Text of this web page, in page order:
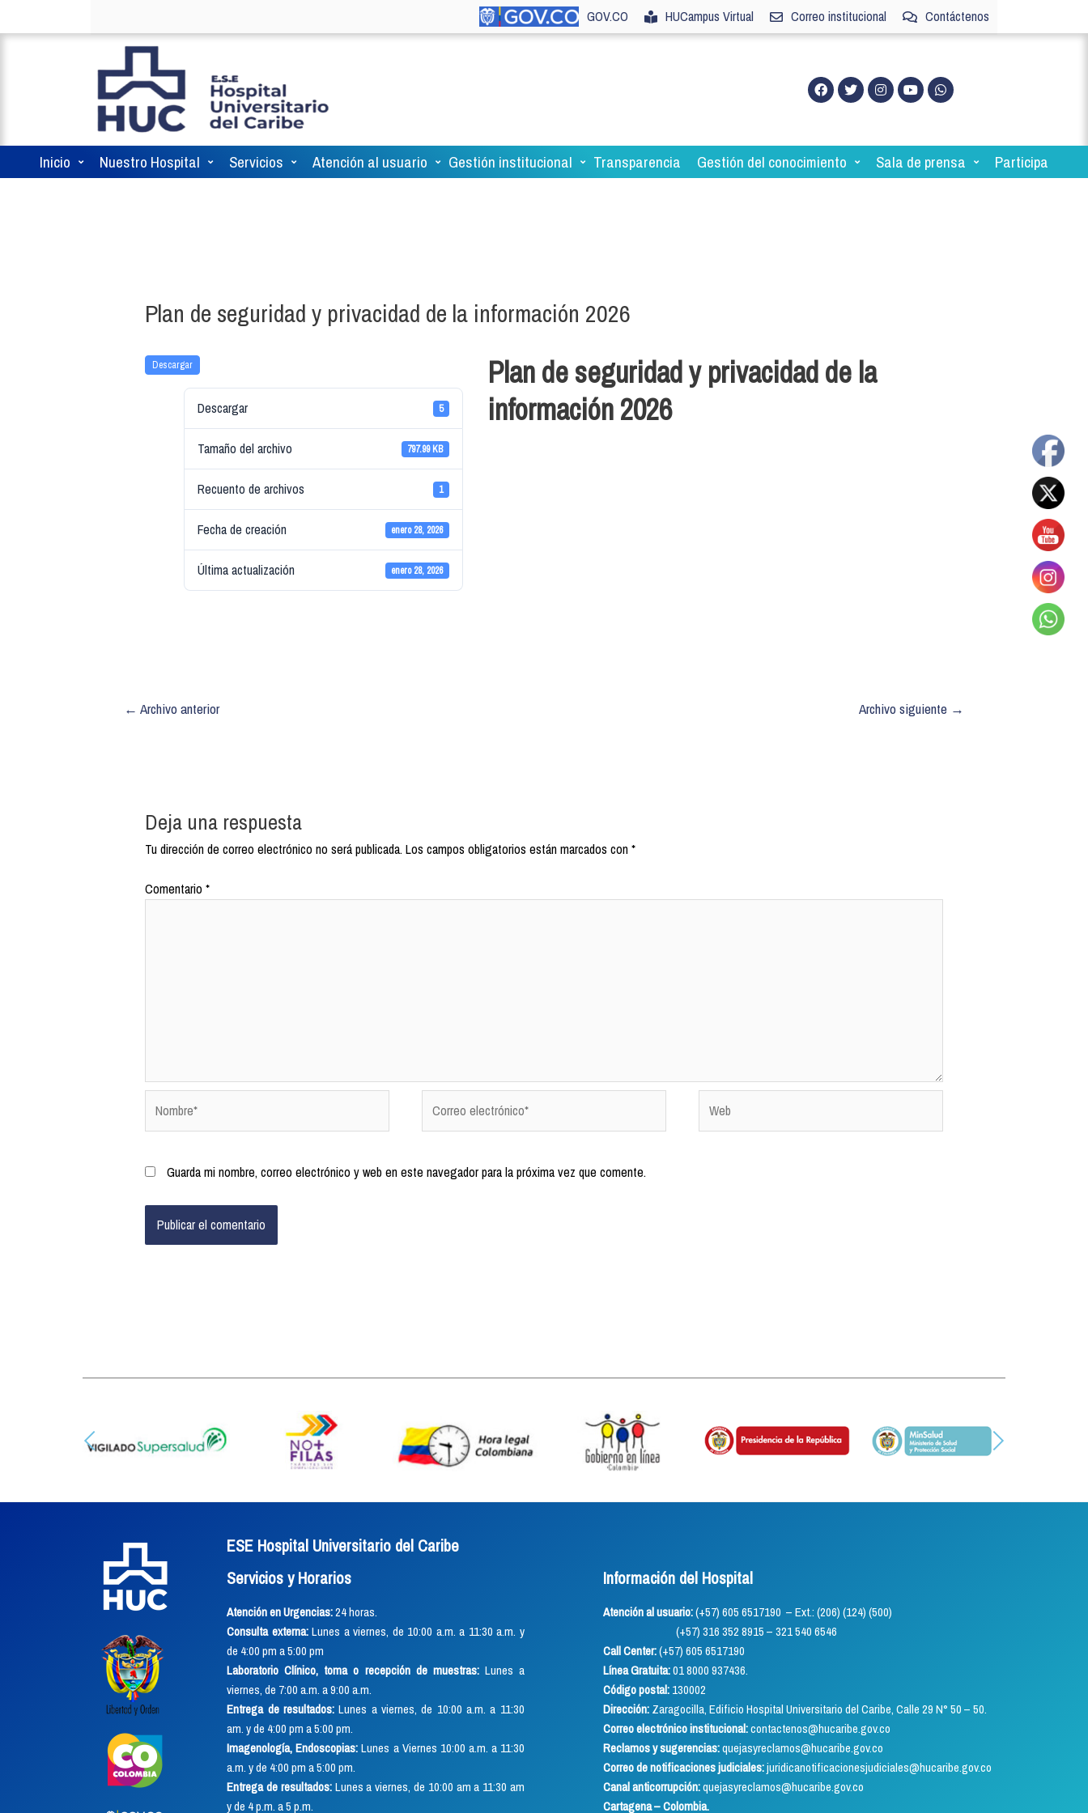
GOV.CO HUCampus Virtual Correo institucional Contáctenos
Inicio Nuestro Hospital Servicios Atención al usuario Gestión institucional Transparencia Gestión del conocimiento Sala de prensa Participa
Plan de seguridad y privacidad de la información 2026
Descargar
Descargar 5
Tamaño del archivo 797.99 KB
Recuento de archivos 1
Fecha de creación enero 28, 2026
Última actualización enero 28, 2026
Plan de seguridad y privacidad de la
información 2026
← Archivo anterior Archivo siguiente →
Deja una respuesta
Tu dirección de correo electrónico no será publicada.Los campos obligatorios están marcados con*
Comentario *
Guarda mi nombre, correo electrónico y web en este navegador para la próxima vez que comente.
ESE Hospital Universitario del Caribe
Servicios y Horarios
Atención en Urgencias:24 horas.
Consulta externa:Lunes a viernes, de 10:00 a.m. a 11:30 a.m. y
de 4:00 pm a 5:00 pm
Laboratorio Clínico, toma o recepción de muestras:Lunes a
viernes, de 7:00 a.m. a 9:00 a.m.
Entrega de resultados: Lunes a viernes, de 10:00 a.m. a 11:30
am. y de 4:00 pm a 5:00 pm.
Imagenología, Endoscopias:Lunes a Viernes 10:00 a.m. a 11:30
a.m. y de 4:00 pm a 5:00 pm.
Entrega de resultados:Lunes a viernes, de 10:00 am a 11:30 am
y de 4 p.m. a 5 p.m.
Información del Hospital
Atención al usuario:(+57) 605 6517190 – Ext.: (206) (124) (500)
(+57) 316 352 8915 – 321 540 6546
Call Center:(+57) 605 6517190
Línea Gratuita:01 8000 937436.
Código postal:130002
Dirección:Zaragocilla, Edificio Hospital Universitario del Caribe, Calle 29 N° 50 – 50.
Correo electrónico institucional:contactenos@hucaribe.gov.co
Reclamos y sugerencias:quejasyreclamos@hucaribe.gov.co
Correo de notificaciones judiciales:juridicanotificacionesjudiciales@hucaribe.gov.co
Canal anticorrupción:quejasyreclamos@hucaribe.gov.co
Cartagena – Colombia.